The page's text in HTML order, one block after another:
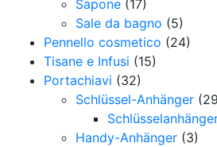
Sapone (17)
Sale da bagno (5)
Pennello cosmetico (24)
Tisane e Infusi (15)
Portachiavi (32)
Schlüssel-Anhänger
Handy-Anhänger (3)